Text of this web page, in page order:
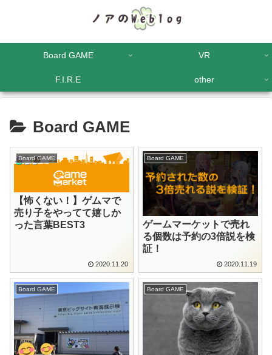
Board GAME VR
F.I.R.E other
Board GAME
Board GAME
【怖くない！】ゲムマで
売り子をやってて嬉しか
った言葉BEST3
2020.11.20
Board GAME
ゲームマーケットで売れ
る個数は予約の3倍説を検
証！
2020.11.19
Board GAME Board GAME